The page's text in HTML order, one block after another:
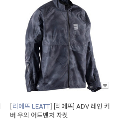
리에뜨 LEATT
[리에뜨] ADV 레인 커
버 우의 어드벤처 자켓